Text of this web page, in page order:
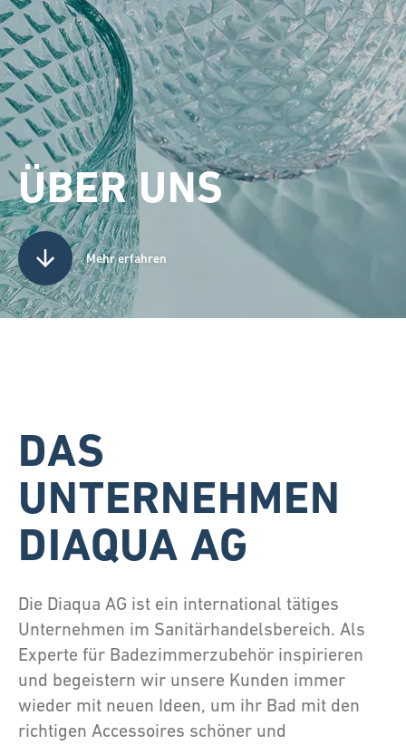
ÜBER UNS
Mehr erfahren
DAS
UNTERNEHMEN
DIAQUA AG
Die Diaqua AG ist ein international tätiges
Unternehmen im Sanitärhandelsbereich. Als
Experte für Badezimmerzubehör inspirieren
und begeistern wir unsere Kunden immer
wieder mit neuen Ideen, um ihr Bad mit den
richtigen Accessoires schöner und